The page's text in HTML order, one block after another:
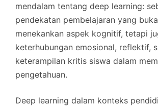
mendalam tentang deep learning:
pendekatan pembelajaran yang
menekankan aspek kognitif, tetapi
keterhubungan emosional, reflektif,
keterampilan kritis siswa dalam
pengetahuan.
Deep learning dalam konteks